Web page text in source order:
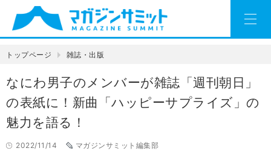
トップページ 雑誌・出版
なにわ男子のメンバーが雑誌「週刊朝日」
の表紙に！新曲「ハッピーサプライズ」の
魅力を語る！
2022/11/14
マガジンサミット編集部